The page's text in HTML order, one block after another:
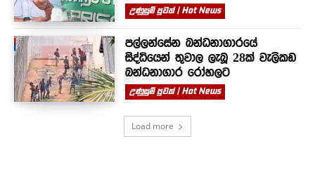
උණුසුම් පුවත් | Hot News
පල්ලන්සේන බන්ධනාගාරයේ
සිද්ධියෙන් තුවාල ලැබූ 28ක් වැලිකඩ
බන්ධනාගාර රෝහලට
උණුසුම් පුවත් | Hot News
Load more